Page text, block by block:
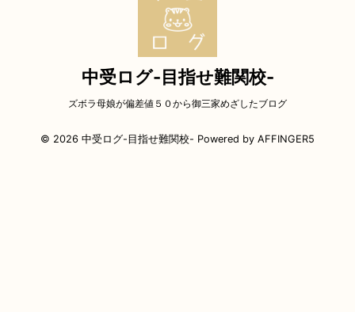
中受ログ-目指せ難関校-
ズボラ母娘が偏差値５０から御三家めざしたブログ
© 2026 中受ログ-目指せ難関校- Powered by AFFINGER5